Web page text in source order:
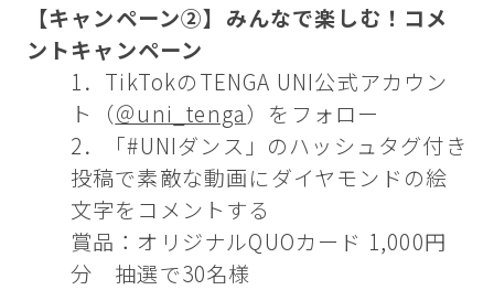
【キャンペーン②】みんなで楽しむ！コメ
ントキャンペーン
1．TikTokのTENGA UNI公式アカウン
ト（＠uni_tenga）をフォロー
2．「#UNIダンス」のハッシュタグ付き
投稿で素敵な動画にダイヤモンドの絵
文字をコメントする
賞品：オリジナルQUOカード 1,000円
分 抽選で30名様